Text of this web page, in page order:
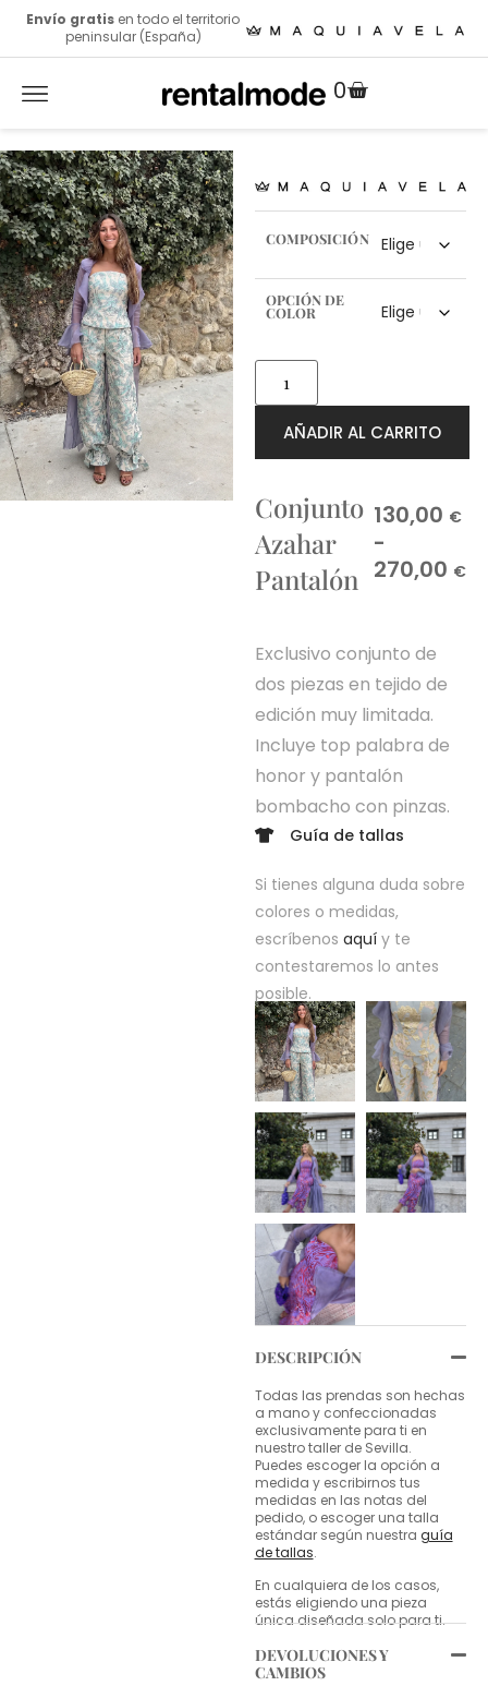
Envío gratis en todo el territorio
peninsular (España)
0
COMPOSICIÓN
OPCIÓN DE
COLOR
AÑADIR AL CARRITO
Conjunto
Azahar
Pantalón
130,00 €
-
270,00 €
Exclusivo conjunto de
dos piezas en tejido de
edición muy limitada.
Incluye top palabra de
honor y pantalón
bombacho con pinzas.
Guía de tallas
Si tienes alguna duda sobre
colores o medidas,
escríbenos aquíy te
contestaremos lo antes
posible.
DESCRIPCIÓN
Todas las prendas son hechas
a mano y confeccionadas
exclusivamente para ti en
nuestro taller de Sevilla.
Puedes escoger la opción a
medida y escribirnos tus
medidas en las notas del
pedido, o escoger una talla
estándar según nuestra guía
de tallas.
En cualquiera de los casos,
estás eligiendo una pieza
única diseñada solo para ti.
DEVOLUCIONES Y
CAMBIOS